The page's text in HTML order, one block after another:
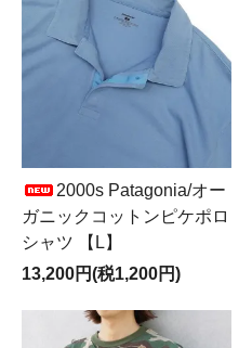
2000s Patagonia/オー
ガニックコットンピケポロ
シャツ 【L】
13,200円(税1,200円)